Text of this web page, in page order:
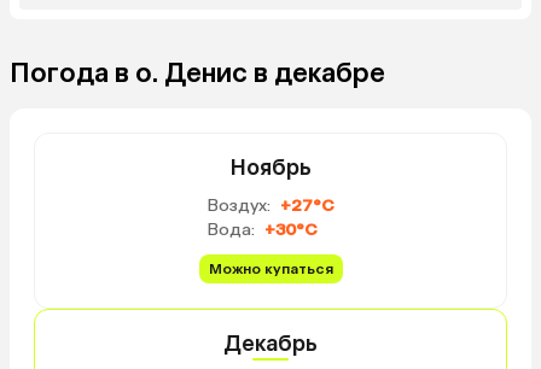
Погода в о. Денис в декабре
Ноябрь
Воздух: +27°C
Вода: +30°C
Можно купаться
Декабрь